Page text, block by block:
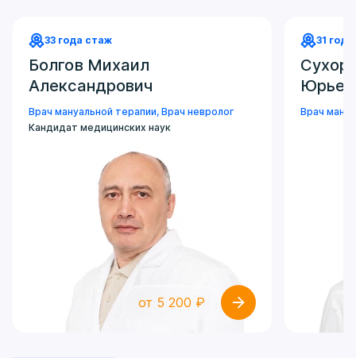
33 года стаж
Болгов Михаил
Александрович
Врач мануальной терапии, Врач невролог
Кандидат медицинских наук
от 5 200 ₽
31 год
Врач